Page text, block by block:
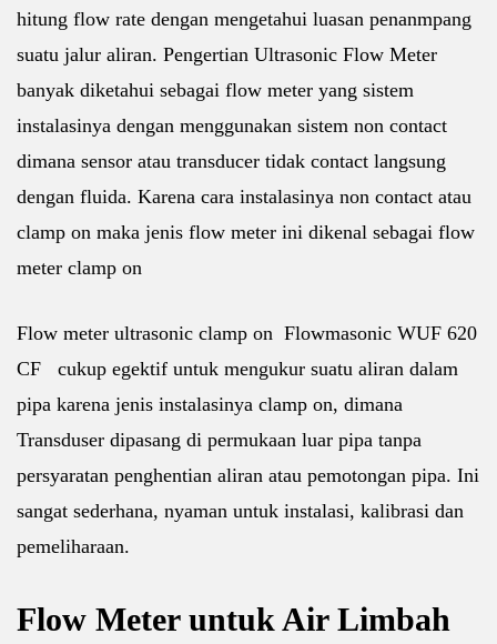
hitung flow rate dengan mengetahui luasan penanmpang
suatu jalur aliran. Pengertian Ultrasonic Flow Meter
banyak diketahui sebagai flow meter yang sistem
instalasinya dengan menggunakan sistem non contact
dimana sensor atau transducer tidak contact langsung
dengan fluida. Karena cara instalasinya non contact atau
clamp on maka jenis flow meter ini dikenal sebagai flow
meter clamp on
Flow meter ultrasonic clamp on Flowmasonic WUF 620
CF cukup egektif untuk mengukur suatu aliran dalam
pipa karena jenis instalasinya clamp on, dimana
Transduser dipasang di permukaan luar pipa tanpa
persyaratan penghentian aliran atau pemotongan pipa. Ini
sangat sederhana, nyaman untuk instalasi, kalibrasi dan
pemeliharaan.
Flow Meter untuk Air Limbah